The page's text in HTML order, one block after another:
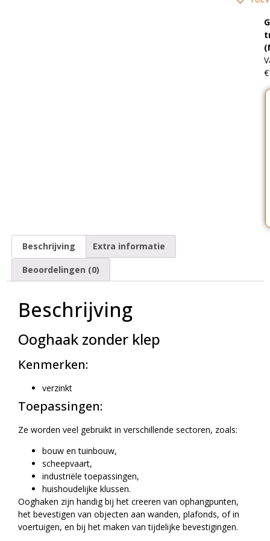
Beschrijving Extra informatie
Beoordelingen (0)
Beschrijving
Ooghaak zonder klep
Kenmerken:
verzinkt
Toepassingen:
Ze worden veel gebruikt in verschillende sectoren, zoals:
bouw en tuinbouw,
scheepvaart,
industriële toepassingen,
huishoudelijke klussen.
Ooghaken zijn handig bij het creeren van ophangpunten,
het bevestigen van objecten aan wanden, plafonds, of in
voertuigen, en bij het maken van tijdelijke bevestigingen.